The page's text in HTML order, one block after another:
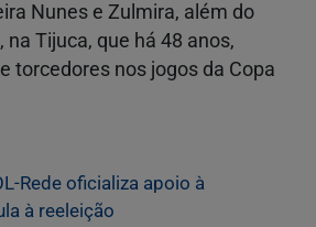
Nunes e Zulmira, além do
Tijuca, que há 48 anos,
torcedores nos jogos da Copa
Rede oficializa apoio à
à reeleição